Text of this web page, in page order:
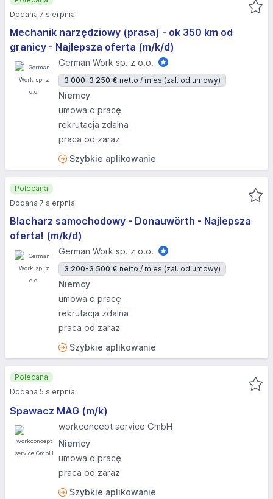
Mechanik narzędziowy (prasa) - ok 350 km od
granicy - Najlepsza oferta (m/k/d)
German Work sp. z o.o.
3 000-3 250 € netto / mies.(zal. od umowy)
Niemcy
umowa o pracę
rekrutacja zdalna
praca od zaraz
Szybkie aplikowanie
Dodana 7 sierpnia
Blacharz samochodowy - Donauwörth - Najlepsza
oferta! (m/k/d)
German Work sp. z o.o.
3 200-3 500 € netto / mies.(zal. od umowy)
Niemcy
umowa o pracę
rekrutacja zdalna
praca od zaraz
Szybkie aplikowanie
Polecana
Dodana 7 sierpnia
Spawacz MAG (m/k)
workconcept service GmbH
Niemcy
umowa o pracę
praca od zaraz
Szybkie aplikowanie
Polecana
Dodana 5 sierpnia